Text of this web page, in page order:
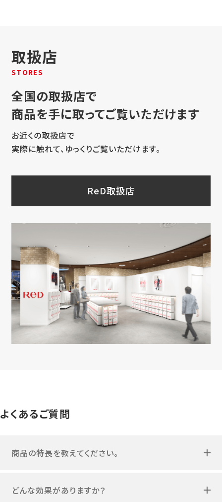
取扱店
STORES
全国の取扱店で
商品を手に取ってご覧いただけます
お近くの取扱店で
実際に触れて、ゆっくりご覧いただけます。
ReD取扱店
よくあるご質問
商品の特長を教えてください。
どんな効果がありますか？